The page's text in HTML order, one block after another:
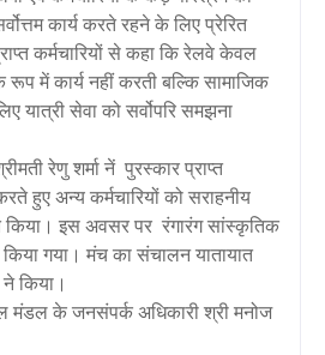
कार्य करते रहने के लिए प्रेरित
कर्मचारियों से कहा कि रेलवे केवल
में कार्य नहीं करती बल्कि सामाजिक
यात्री सेवा को सर्वोपरि समझना
रेणु शर्मा नें पुरस्कार प्राप्त
हुए अन्य कर्मचारियों को सराहनीय
किया। इस अवसर पर रंगारंग सांस्कृतिक
गया। मंच का संचालन यातायात
किया।
मंडल के जनसंपर्क अधिकारी श्री मनोज